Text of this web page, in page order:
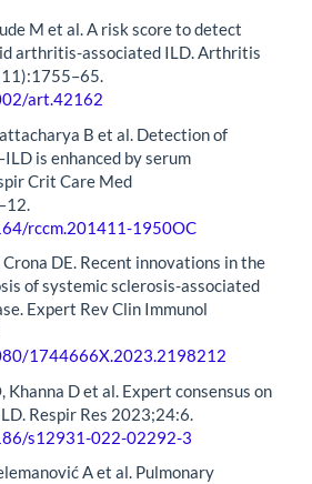
M et al. A risk score to detect
arthritis-associated ILD. Arthritis
art.42162
B et al. Detection of
is enhanced by serum
Crit Care Med
rccm.201411-1950OC
DE. Recent innovations in the
of systemic sclerosis-associated
Expert Rev Clin Immunol
1744666X.2023.2198212
Khanna D et al. Expert consensus on
Respir Res 2023;24:6.
s12931-022-02292-3
A et al. Pulmonary